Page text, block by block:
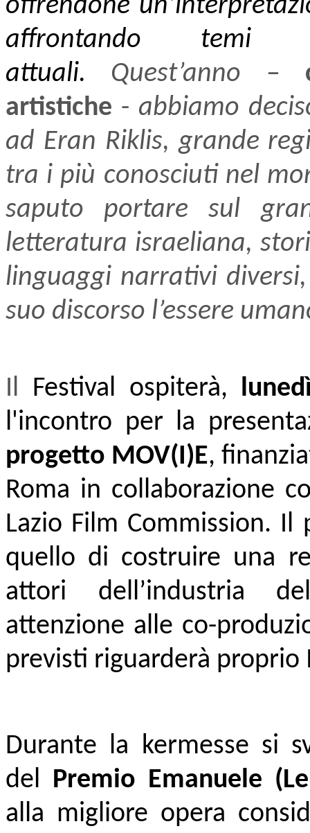
offrendone
affrontando temi
attuali. Quest’anno –
artistiche - abbiamo
ad Eran Riklis, grande
tra i più conosciuti nel
saputo portare sul
letteratura israeliana,
linguaggi narrativi
suo discorso l’essere
Il Festival ospiterà,
l'incontro per la
progetto MOV(I)E,
Roma in collaborazione
Lazio Film Commission.
quello di costruire una
attori dell’industria
attenzione alle co-
previsti riguarderà proprio
Durante la kermesse si
del Premio Emanuele
alla migliore opera